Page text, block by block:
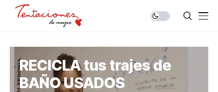
RECICLA tus trajes de
BAÑO USADOS